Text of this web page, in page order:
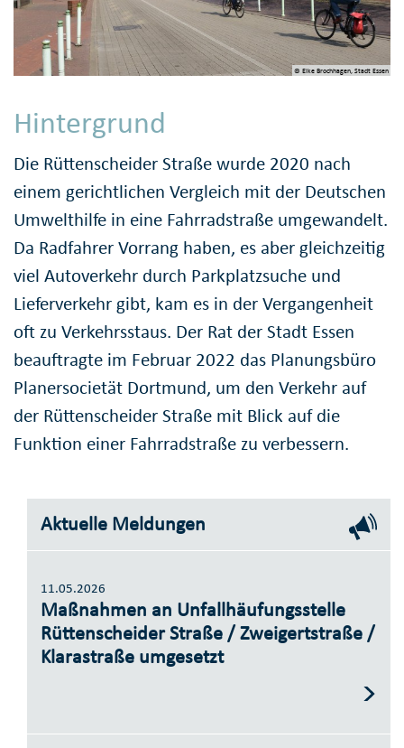
© Elke Brochhagen, Stadt Essen
Hintergrund
Die Rüttenscheider Straße wurde 2020 nach
einem gerichtlichen Vergleich mit der Deutschen
Umwelthilfe in eine Fahrradstraße umgewandelt.
Da Radfahrer Vorrang haben, es aber gleichzeitig
viel Autoverkehr durch Parkplatzsuche und
Lieferverkehr gibt, kam es in der Vergangenheit
oft zu Verkehrsstaus. Der Rat der Stadt Essen
beauftragte im Februar 2022 das Planungsbüro
Planersocietät Dortmund, um den Verkehr auf
der Rüttenscheider Straße mit Blick auf die
Funktion einer Fahrradstraße zu verbessern.
Aktuelle Meldungen
11.05.2026
Maßnahmen an Unfallhäufungsstelle
Rüttenscheider Straße / Zweigertstraße /
Klarastraße umgesetzt